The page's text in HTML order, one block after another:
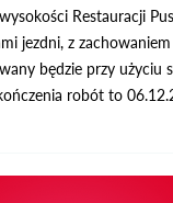
Restauracji
jezdni, z
będzie przy użyciu
robót to